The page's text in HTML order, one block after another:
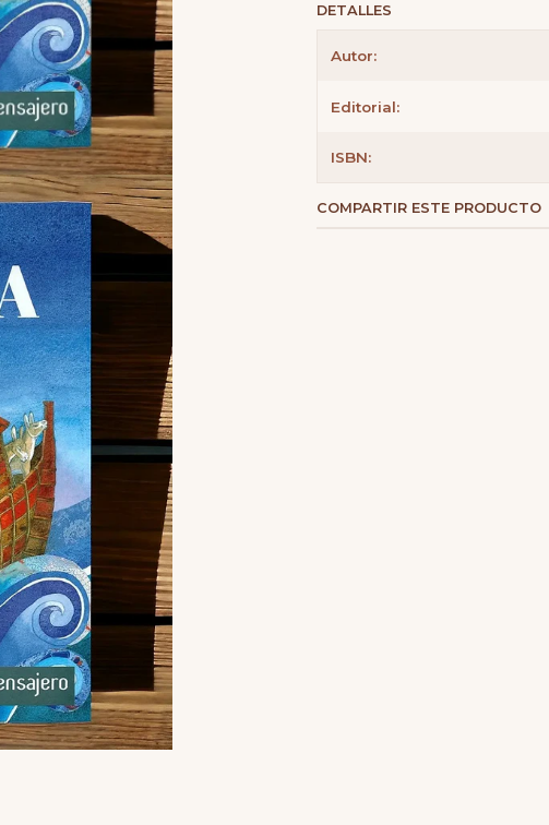
DETALLES
Autor:
Editorial:
ISBN:
COMPARTIR ESTE PRODUCTO